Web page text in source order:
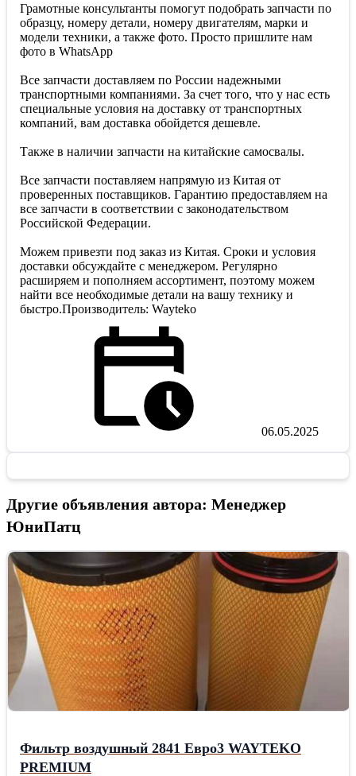
Грамотные консультанты помогут подобрать запчасти по
образцу, номеру детали, номеру двигателям, марки и
модели техники, а также фото. Просто пришлите нам
фото в WhatsApp
Все запчасти доставляем по России надежными
транспортными компаниями. За счет того, что у нас есть
специальные условия на доставку от транспортных
компаний, вам доставка обойдется дешевле.
Также в наличии запчасти на китайские самосвалы.
Все запчасти поставляем напрямую из Китая от
проверенных поставщиков. Гарантию предоставляем на
все запчасти в соответствии с законодательством
Российской Федерации.
Можем привезти под заказ из Китая. Сроки и условия
доставки обсуждайте с менеджером. Регулярно
расширяем и пополняем ассортимент, поэтому можем
найти все необходимые детали на вашу технику и
быстро.Производитель: Wayteko
06.05.2025
Другие объявления автора: Менеджер
ЮниПатц
Фильтр воздушный 2841 Евро3 WAYTEKO
PREMIUM